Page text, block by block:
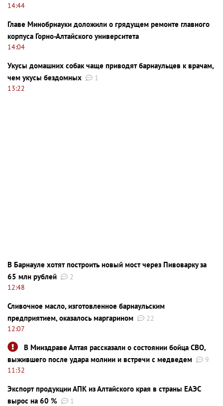
14:44
Главе Минобрнауки доложили о грядущем ремонте главного
корпуса Горно-Алтайского университета
14:04
Укусы домашних собак чаще приводят барнаульцев к врачам,
чем укусы бездомных
1
13:22
В Барнауле хотят построить новый мост через Пивоварку за
65 млн рублей
2
12:48
Сливочное масло, изготовленное барнаульским
предприятием, оказалось маргарином
22
12:07
В Минздраве Алтая рассказали о состоянии бойца СВО,
выжившего после удара молнии и встречи с медведем
9
11:32
Экспорт продукции АПК из Алтайского края в страны ЕАЭС
вырос на 60 %
1